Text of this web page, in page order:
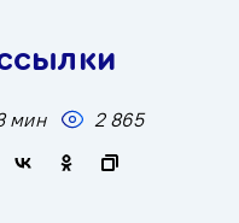
мин 2 865